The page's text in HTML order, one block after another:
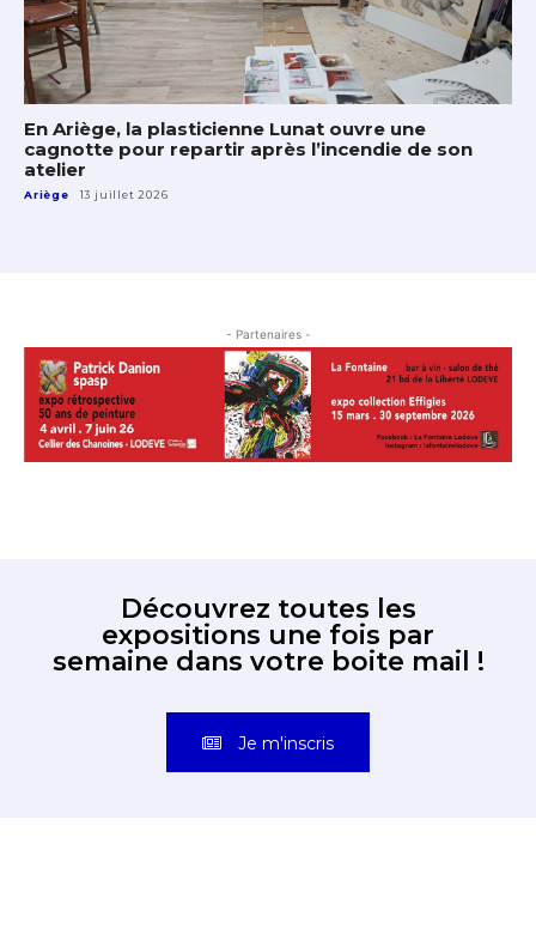
En Ariège, la plasticienne Lunat ouvre une
cagnotte pour repartir après l’incendie de son
atelier
Ariège 13 juillet 2026
- Partenaires -
Découvrez toutes les
expositions une fois par
semaine dans votre boite mail !
Je m'inscris